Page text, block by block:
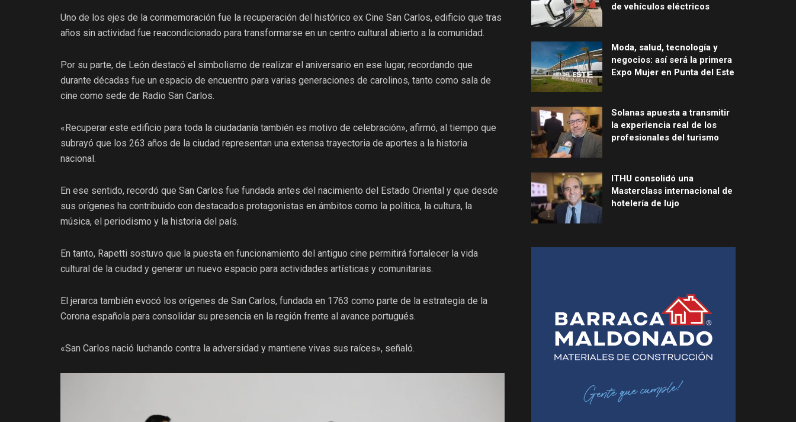
Uno de los ejes de la conmemoración fue la recuperación del histórico ex Cine San Carlos, edificio que tras
años sin actividad fue reacondicionado para transformarse en un centro cultural abierto a la comunidad.
Por su parte, de León destacó el simbolismo de realizar el aniversario en ese lugar, recordando que
durante décadas fue un espacio de encuentro para varias generaciones de carolinos, tanto como sala de
cine como sede de Radio San Carlos.
«Recuperar este edificio para toda la ciudadanía también es motivo de celebración», afirmó, al tiempo que
subrayó que los 263 años de la ciudad representan una extensa trayectoria de aportes a la historia
nacional.
En ese sentido, recordó que San Carlos fue fundada antes del nacimiento del Estado Oriental y que desde
sus orígenes ha contribuido con destacados protagonistas en ámbitos como la política, la cultura, la
música, el periodismo y la historia del país.
En tanto, Rapetti sostuvo que la puesta en funcionamiento del antiguo cine permitirá fortalecer la vida
cultural de la ciudad y generar un nuevo espacio para actividades artísticas y comunitarias.
El jerarca también evocó los orígenes de San Carlos, fundada en 1763 como parte de la estrategia de la
Corona española para consolidar su presencia en la región frente al avance portugués.
«San Carlos nació luchando contra la adversidad y mantiene vivas sus raíces», señaló.
de vehículos eléctricos
Moda, salud, tecnología y
negocios: así será la primera
Expo Mujer en Punta del Este
Solanas apuesta a transmitir
la experiencia real de los
profesionales del turismo
ITHU consolidó una
Masterclass internacional de
hotelería de lujo